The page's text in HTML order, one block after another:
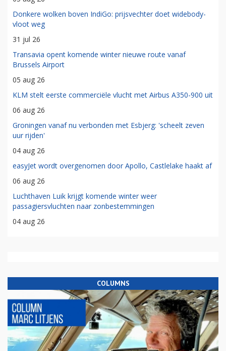
Donkere wolken boven IndiGo: prijsvechter doet widebody-
vloot weg
31 jul 26
Transavia opent komende winter nieuwe route vanaf
Brussels Airport
05 aug 26
KLM stelt eerste commerciële vlucht met Airbus A350-900 uit
06 aug 26
Groningen vanaf nu verbonden met Esbjerg: 'scheelt zeven
uur rijden'
04 aug 26
easyJet wordt overgenomen door Apollo, Castlelake haakt af
06 aug 26
Luchthaven Luik krijgt komende winter weer
passagiersvluchten naar zonbestemmingen
04 aug 26
COLUMNS